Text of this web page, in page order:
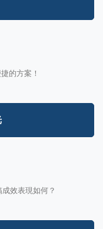
的方案！
效表現如何？